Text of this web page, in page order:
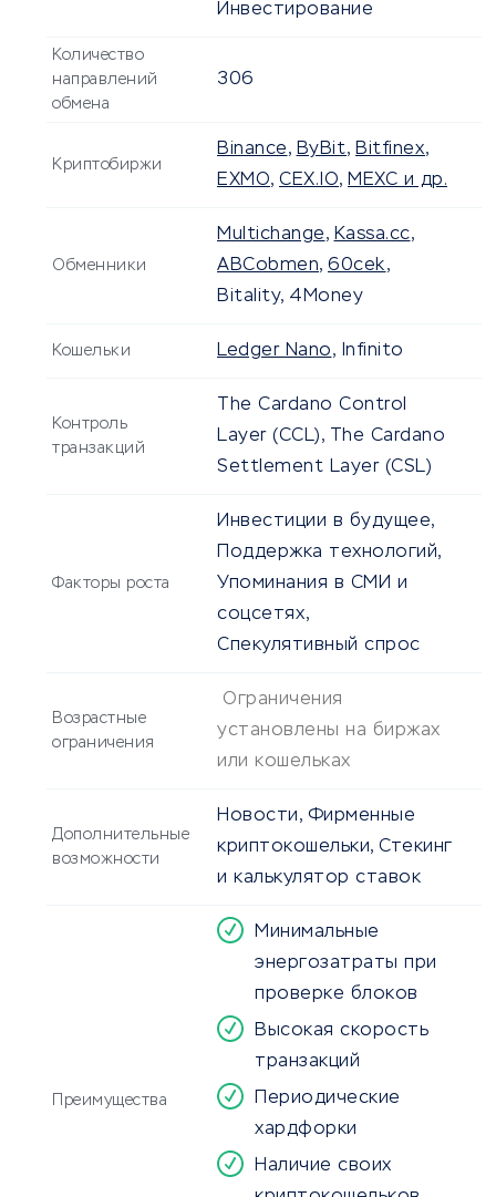
Инвестирование
Количество
направлений
обмена
306
Криптобиржи
Binance, ByBit, Bitfinex,
EXMO, CEX.IO, MEXC и др.
Обменники
Multichange, Kassa.cc,
ABCobmen, 60cek,
Bitality, 4Money
Кошельки Ledger Nano, Infinito
Контроль
транзакций
The Cardano Control
Layer (CCL), The Cardano
Settlement Layer (CSL)
Факторы роста
Инвестиции в будущее,
Поддержка технологий,
Упоминания в СМИ и
соцсетях,
Спекулятивный спрос
Возрастные
ограничения
Ограничения
установлены на биржах
или кошельках
Дополнительные
возможности
Новости, Фирменные
криптокошельки, Стекинг
и калькулятор ставок
Преимущества
Минимальные
энергозатраты при
проверке блоков
Высокая скорость
транзакций
Периодические
хардфорки
Наличие своих